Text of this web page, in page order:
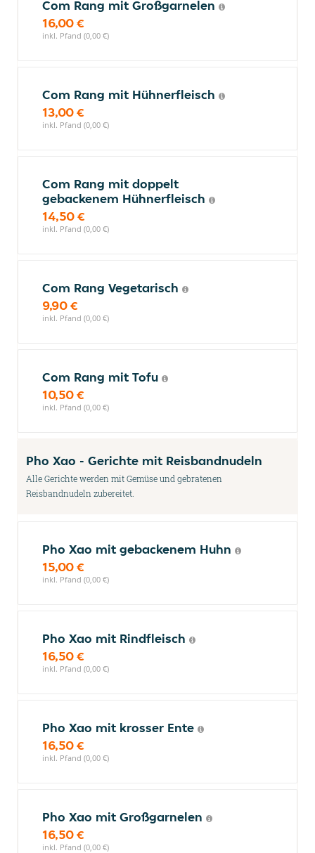
Com Rang mit Großgarnelen
16,00 €
inkl. Pfand (0,00 €)
Com Rang mit Hühnerfleisch
13,00 €
inkl. Pfand (0,00 €)
Com Rang mit doppelt
gebackenem Hühnerfleisch
14,50 €
inkl. Pfand (0,00 €)
Com Rang Vegetarisch
9,90 €
inkl. Pfand (0,00 €)
Com Rang mit Tofu
10,50 €
inkl. Pfand (0,00 €)
Pho Xao - Gerichte mit Reisbandnudeln
Alle Gerichte werden mit Gemüse und gebratenen
Reisbandnudeln zubereitet.
Pho Xao mit gebackenem Huhn
15,00 €
inkl. Pfand (0,00 €)
Pho Xao mit Rindfleisch
16,50 €
inkl. Pfand (0,00 €)
Pho Xao mit krosser Ente
16,50 €
inkl. Pfand (0,00 €)
Pho Xao mit Großgarnelen
16,50 €
inkl. Pfand (0,00 €)